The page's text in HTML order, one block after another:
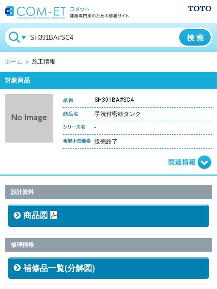
ホーム 施工情報
対象商品
SH391BA#SC4
手洗付密結タンク
-
販売終了
設計資料
商品図
修理情報
補修品一覧(分解図)